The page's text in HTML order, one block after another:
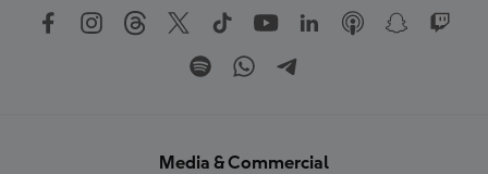
Media & Commercial